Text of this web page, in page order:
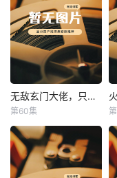
无敌玄门大佬，只听姐姐的话 无敌玄门大佬，只听姐姐的话
第60集